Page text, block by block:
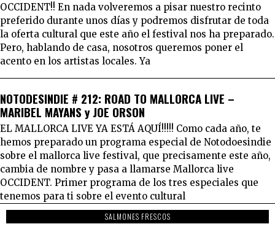
OCCIDENT!! En nada volveremos a pisar nuestro recinto
preferido durante unos días y podremos disfrutar de toda
la oferta cultural que este año el festival nos ha preparado.
Pero, hablando de casa, nosotros queremos poner el
acento en los artistas locales. Ya
NOTODESINDIE # 212: ROAD TO MALLORCA LIVE –
MARIBEL MAYANS y JOE ORSON
EL MALLORCA LIVE YA ESTÁ AQUÍ!!!!! Como cada año, te
hemos preparado un programa especial de Notodoesindie
sobre el mallorca live festival, que precisamente este año,
cambia de nombre y pasa a llamarse Mallorca live
OCCIDENT. Primer programa de los tres especiales que
tenemos para ti sobre el evento cultural
SALMONES FRESCOS